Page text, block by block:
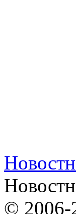
© 2006-